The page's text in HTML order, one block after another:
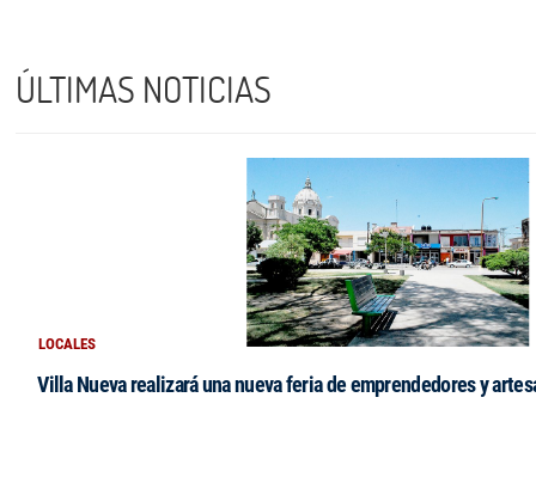
ÚLTIMAS NOTICIAS
LOCALES
Villa Nueva realizará una nueva feria de emprendedores y